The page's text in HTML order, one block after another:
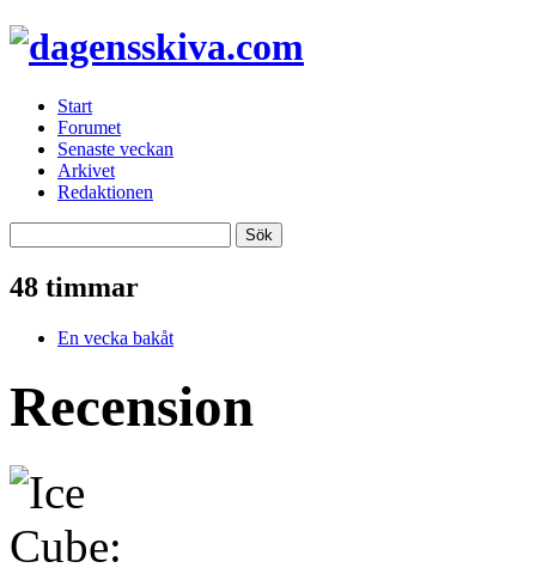
Start
Forumet
Senaste veckan
Arkivet
Redaktionen
48 timmar
En vecka bakåt
Recension